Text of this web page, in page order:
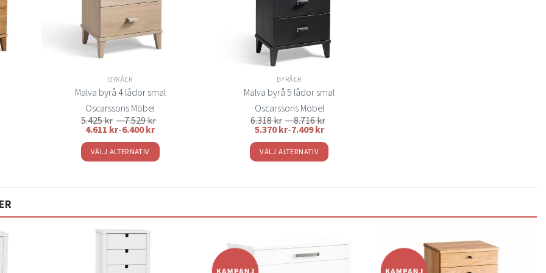
BYRÅER
Malva byrå 4 lådor smal
Oscarssons Möbel
5.425kr –7.529kr
7.529 kr
4.611 kr-6.400kr
VÄLJ ALTERNATIV
har
flera
BYRÅER
Malva byrå 5 lådor smal
Oscarssons Möbel
6.318kr –8.716kr
8.716 kr
5.370kr-7.409kr
VÄLJ ALTERNATIV
har
varianter.
De